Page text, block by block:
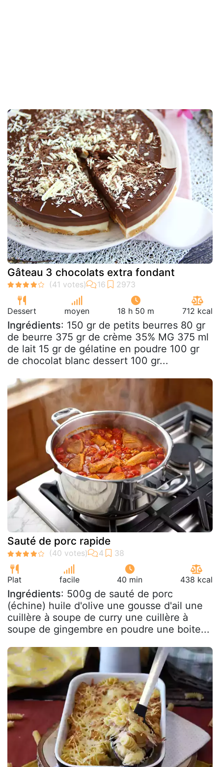
Gâteau 3 chocolats extra fondant
Dessert moyen 18 h 50 m 712 kcal
Ingrédients: 150 gr de petits beurres 80 gr
de beurre 375 gr de crème 35% MG 375 ml
de lait 15 gr de gélatine en poudre 100 gr
de chocolat blanc dessert 100 gr...
Sauté de porc rapide
Plat facile 40 min 438 kcal
Ingrédients: 500g de sauté de porc
(échine) huile d'olive une gousse d'ail une
cuillère à soupe de curry une cuillère à
soupe de gingembre en poudre une boite...